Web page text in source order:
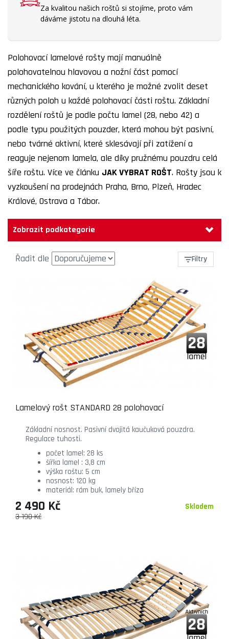
Za kvalitou našich roštů si stojíme, proto vám
dáváme jistotu na dlouhá léta.
Polohovací lamelové rošty mají manuálně
polohovatelnou hlavovou a nožní část pomocí
mechanického kování, u kterého je možné zvolit deset
různých poloh u každé polohovací části roštu. Základní
rozdělení roštů je podle počtu lamel (28, nebo 42) a
podle typu použitých pouzder, která mohou být pasivní,
nebo tvárné aktivní, které sklesávají při zatížení a
reaguje nejenom lamela, ale díky pružnému pouzdru celá
šíře roštu. Více ve článku JAK VYBRAT ROŠT. Rošty jsou k
vyzkoušení na prodejnách Praha, Brno, Plzeň, Hradec
Králové, Ostrava a Tábor.
Zobrazit podkategorie
Řadit dle Filtry
Lamelový rošt STANDARD 28 polohovací
Základní nosnost. Pasivní dvojitá kaučuková pouzdra.
Regulace tuhosti.
počet lamel: 28 ks
šířka lamel : 3,8 cm
výška roštu: 5 cm
nosnost: 120 kg
materiál: rám buk, lamely bříza
Skladem
3 190 Kč
2 490 Kč